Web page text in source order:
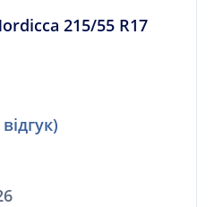
215/55 R17